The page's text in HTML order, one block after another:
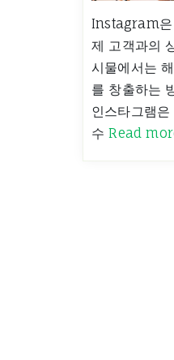
Instagram은
제 고객과의
시물에서는
를 창출하는
인스타그램
수Read